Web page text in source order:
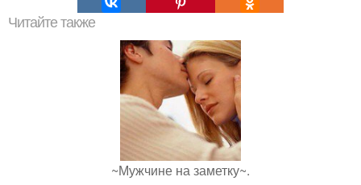
Читайте также
~Мужчине на заметку~.